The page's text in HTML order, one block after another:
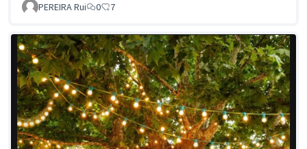
PEREIRA Rui 0 7